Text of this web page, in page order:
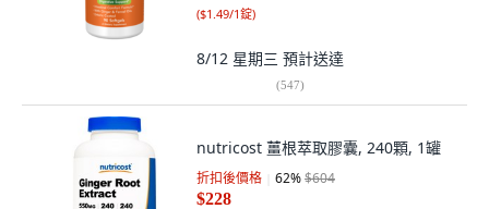
($1.49/1錠)
8/12 星期三 預計送達
(547)
nutricost 薑根萃取膠囊, 240顆, 1罐
折扣後價格 62%$604
$228